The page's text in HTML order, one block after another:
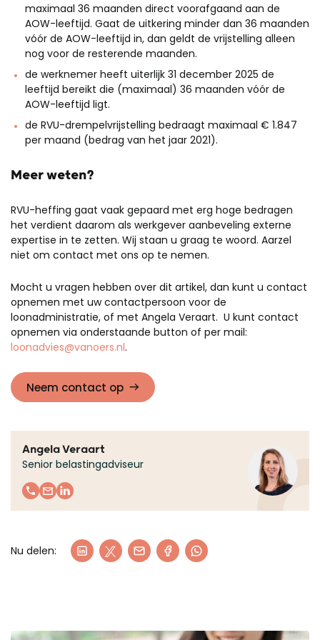
maximaal 36 maanden direct voorafgaand aan de
AOW-leeftijd. Gaat de uitkering minder dan 36 maanden
vóór de AOW-leeftijd in, dan geldt de vrijstelling alleen
nog voor de resterende maanden.
de werknemer heeft uiterlijk 31 december 2025 de
leeftijd bereikt die (maximaal) 36 maanden vóór de
AOW-leeftijd ligt.
de RVU-drempelvrijstelling bedraagt maximaal € 1.847
per maand (bedrag van het jaar 2021).
Meer weten?
RVU-heffing gaat vaak gepaard met erg hoge bedragen
het verdient daarom als werkgever aanbeveling externe
expertise in te zetten. Wij staan u graag te woord. Aarzel
niet om contact met ons op te nemen.
Mocht u vragen hebben over dit artikel, dan kunt u contact
opnemen met uw contactpersoon voor de
loonadministratie, of met Angela Veraart. U kunt contact
opnemen via onderstaande button of per mail:
loonadvies@vanoers.nl.
Neem contact op
Angela Veraart
Senior belastingadviseur
Nu delen: